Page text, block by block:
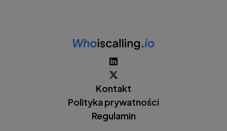
Kontakt
Polityka prywatności
Regulamin